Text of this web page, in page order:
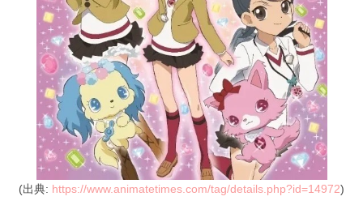
(出典: https://www.animatetimes.com/tag/details.php?id=14972)